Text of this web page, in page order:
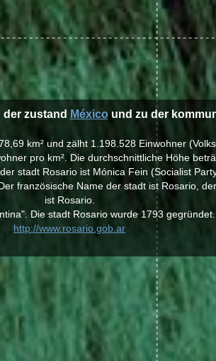
zustand Méxicound zu der
km² und zälht 1.198.528 Einwohner
pro km². Die durchschnittliche Höhe
stadt Rosario ist Mónica Fein (Socialist
französische Name der stadt ist Rosario,
ist Rosario.
Die stadt Rosario wurde 1793
http://www.rosario.gob.ar